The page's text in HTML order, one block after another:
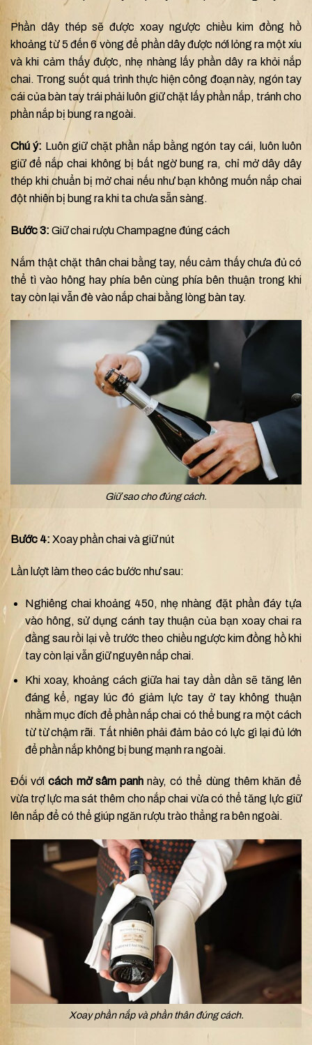
Phần dây thép sẽ được xoay ngược chiều kim đồng hồ
khoảng từ 5 đến 6 vòng để phần dây được nới lỏng ra một xíu
và khi cảm thấy được, nhẹ nhàng lấy phần dây ra khỏi nắp
chai. Trong suốt quá trình thực hiện công đoạn này, ngón tay
cái của bàn tay trái phải luôn giữ chặt lấy phần nắp, tránh cho
phần nắp bị bung ra ngoài.
Chú ý: Luôn giữ chặt phần nắp bằng ngón tay cái, luôn luôn
giữ để nắp chai không bị bất ngờ bung ra, chỉ mở dây dây
thép khi chuẩn bị mở chai nếu như bạn không muốn nắp chai
đột nhiên bị bung ra khi ta chưa sẵn sàng.
Bước 3: Giữ chai rượu Champagne đúng cách
Nắm thật chặt thân chai bằng tay, nếu cảm thấy chưa đủ có
thể tì vào hông hay phía bên cùng phía bên thuận trong khi
tay còn lại vẫn đè vào nắp chai bằng lòng bàn tay.
Giữ sao cho đúng cách.
Bước 4: Xoay phần chai và giữ nút
Lần lượt làm theo các bước như sau:
Nghiêng chai khoảng 450, nhẹ nhàng đặt phần đáy tựa
vào hông, sử dụng cánh tay thuận của bạn xoay chai ra
đằng sau rồi lại về trước theo chiều ngược kim đồng hồ khi
tay còn lại vẫn giữ nguyên nắp chai.
Khi xoay, khoảng cách giữa hai tay dần dần sẽ tăng lên
đáng kể, ngay lúc đó giảm lực tay ở tay không thuận
nhằm mục đích để phần nắp chai có thể bung ra một cách
từ từ chậm rãi. Tất nhiên phải đảm bảo có lực gì lại đủ lớn
để phần nắp không bị bung mạnh ra ngoài.
Đối vớicách mở sâm panhnày, có thể dùng thêm khăn để
vừa trợ lực ma sát thêm cho nắp chai vừa có thể tăng lực giữ
lên nắp để có thể giúp ngăn rượu trào thẳng ra bên ngoài.
Xoay phần nắp và phần thân đúng cách.